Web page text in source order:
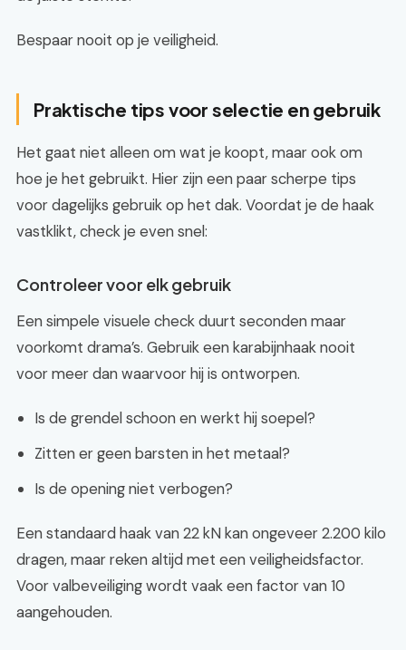
Bespaar nooit op je veiligheid.
Praktische tips voor selectie en gebruik
Het gaat niet alleen om wat je koopt, maar ook om
hoe je het gebruikt. Hier zijn een paar scherpe tips
voor dagelijks gebruik op het dak. Voordat je de haak
vastklikt, check je even snel:
Controleer voor elk gebruik
Een simpele visuele check duurt seconden maar
voorkomt drama’s. Gebruik een karabijnhaak nooit
voor meer dan waarvoor hij is ontworpen.
Is de grendel schoon en werkt hij soepel?
Zitten er geen barsten in het metaal?
Is de opening niet verbogen?
Een standaard haak van 22 kN kan ongeveer 2.200 kilo
dragen, maar reken altijd met een veiligheidsfactor.
Voor valbeveiliging wordt vaak een factor van 10
aangehouden.